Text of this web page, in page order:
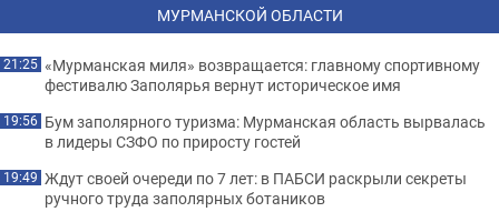
МУРМАНСКОЙ ОБЛАСТИ
21:25 «Мурманская миля» возвращается: главному спортивному
фестивалю Заполярья вернут историческое имя
19:56 Бум заполярного туризма: Мурманская область вырвалась
в лидеры СЗФО по приросту гостей
19:49 Ждут своей очереди по 7 лет: в ПАБСИ раскрыли секреты
ручного труда заполярных ботаников